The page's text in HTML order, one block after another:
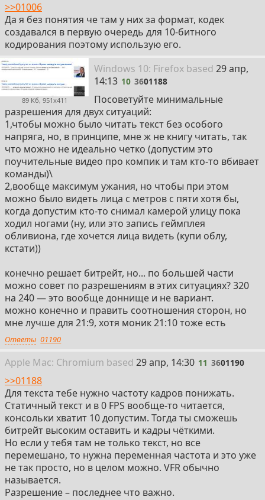
>>01006
Да я без понятия че там у них за формат, кодек
создавался в первую очередь для 10-битного
кодирования поэтому использую его.
89 Кб, 951x411
Windows 10: Firefoxbased 10
29 апр,
14:13 10 3601188
Посоветуйте минимальные
разрешения для двух ситуаций:
1,чтобы можно было читать текст без особого
напряга, но, в принципе, мне ж не книгу читать, так
что можно не идеально четко (допустим это
поучительные видео про компик и там кто-то вбивает
команды)\
2,вообще максимум ужания, но чтобы при этом
можно было видеть лица с метров с пяти хотя бы,
когда допустим кто-то снимал камерой улицу пока
ходил ногами (ну, или это запись геймплея
обливиона, где хочется лица видеть (купи облу,
кстати))
конечно решает битрейт, но... по большей части
можно совет по разрешениям в этих ситуациях? 320
на 240 — это вообще доннище и не вариант.
можно конечно и править соотношения сторон, но
мне лучше для 21:9, хотя моник 21:10 тоже есть
Ответы 01190
Apple Mac: Chromium based 11
29 апр, 14:30 11 3601190
>>01188
Для текста тебе нужно частоту кадров понижать.
Статичный текст и в 0 FPS вообще-то читается,
консольки хватит 10 допустим. Тогда ты сможешь
битрейт высоким оставить и кадры чёткими.
Но если у тебя там не только текст, но все
перемешано, то нужна переменная частота и это уже
не так просто, но в целом можно. VFR обычно
называется.
Разрешение – последнее что важно.